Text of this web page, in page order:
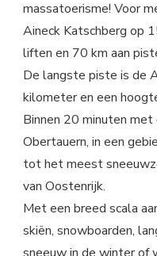
massatoerisme! Voor
Aineck Katschberg op
liften en 70 km aan
De langste piste is de
kilometer en een
Binnen 20 minuten
Obertauern, in een
tot het meest
van Oostenrijk.
Met een breed scala
skiën, snowboarden,